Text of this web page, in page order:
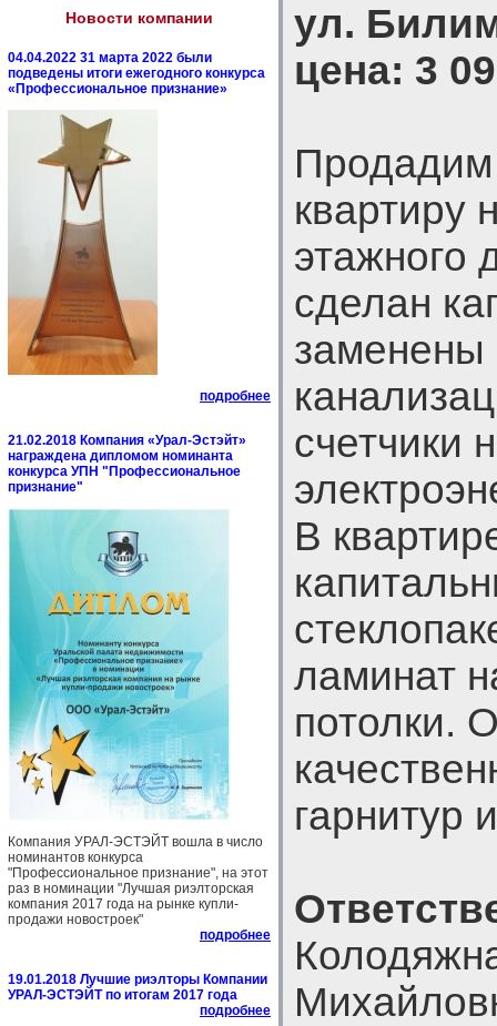
Новости компании
04.04.2022 31 марта 2022 были
подведены итоги ежегодного конкурса
«Профессиональное признание»
подробнее
21.02.2018 Компания «Урал-Эстэйт»
награждена дипломом номинанта
конкурса УПН "Профессиональное
признание"
Компания УРАЛ-ЭСТЭЙТ вошла в число
номинантов конкурса
"Профессиональное признание", на этот
раз в номинации "Лучшая риэлторская
компания 2017 года на рынке купли-
продажи новостроек"
подробнее
19.01.2018 Лучшие риэлторы Компании
УРАЛ-ЭСТЭЙТ по итогам 2017 года
подробнее
ул.
цена: 3
квартиру
этажного
сделан
заменены
счетчики
В
ламинат
потолки.
гарнитур